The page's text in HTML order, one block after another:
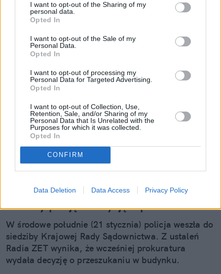
I want to opt-out of the Sharing of my
personal data.
Opted In
I want to opt-out of the Sale of my
Personal Data.
Opted In
I want to opt-out of processing my
Personal Data for Targeted Advertising.
Opted In
I want to opt-out of Collection, Use,
Retention, Sale, and/or Sharing of my
Personal Data that Is Unrelated with the
Purposes for which it was collected.
Opted In
CONFIRM
Data Deletion Data Access Privacy Policy
Policja w siedzibie KRS. Wcześniej
śledczy podjęli decyzję o przeszukaniu
W środowe południe (21 stycznia) policja weszła do
siedziby Krajowej Rady Sądownictwa. Z ustaleń
Radia ZET wynika, że wcześniej prokuratura
wydała decyzję o przeszukaniu w budynku.